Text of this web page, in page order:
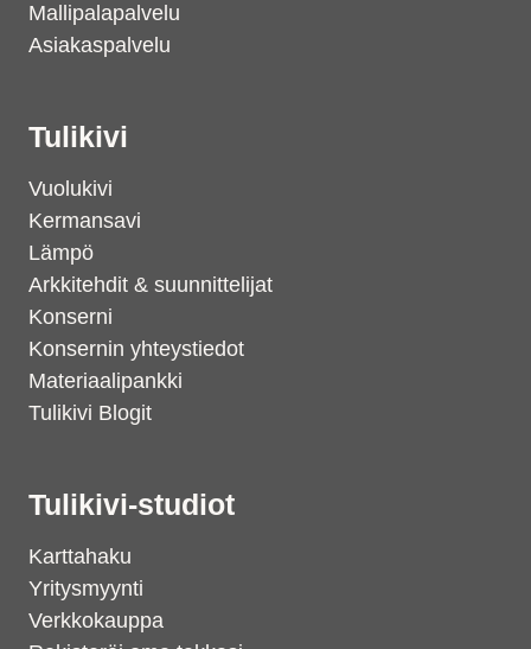
Mallipalapalvelu
Asiakaspalvelu
Tulikivi
Vuolukivi
Kermansavi
Lämpö
Arkkitehdit & suunnittelijat
Konserni
Konsernin yhteystiedot
Materiaalipankki
Tulikivi Blogit
Tulikivi-studiot
Karttahaku
Yritysmyynti
Verkkokauppa